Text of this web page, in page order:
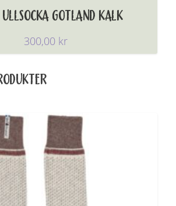
GOTLAND KALK
300,00 kr